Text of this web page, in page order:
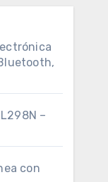
–
con